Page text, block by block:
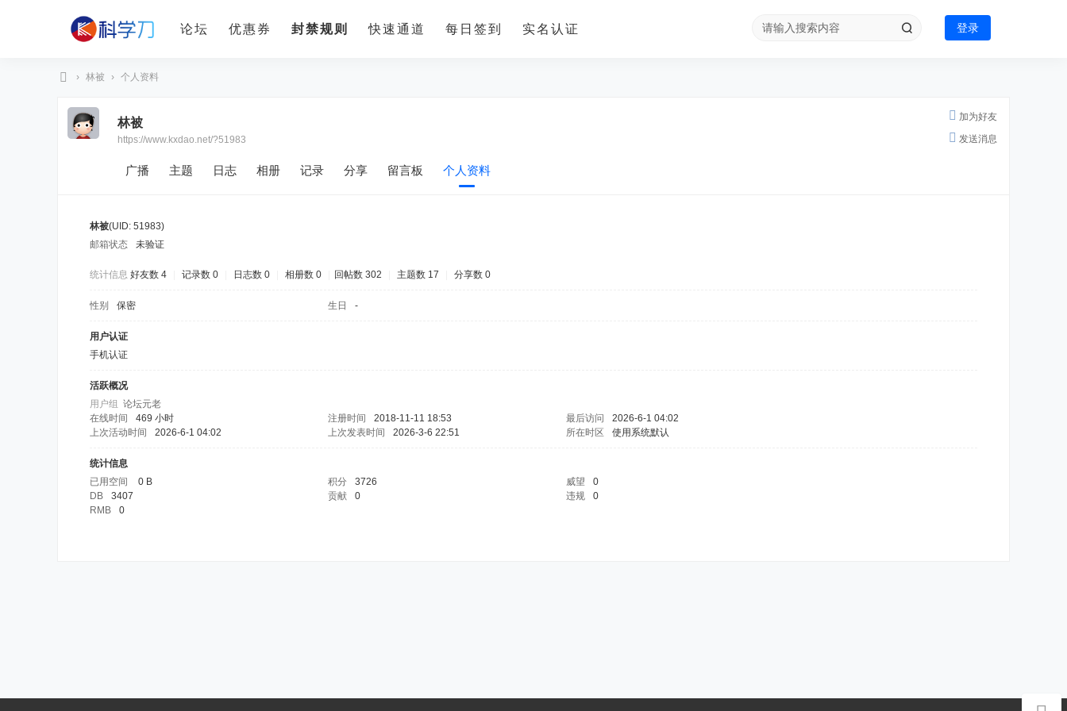
论坛 优惠券 封禁规则 快速通道 每日签到 实名认证 登录
› 林被 › 个人资料
加为好友
发送消息
林被
https://www.kxdao.net/?51983
广播 主题 日志 相册 记录 分享 留言板 个人资料
林被(UID: 51983)
邮箱状态
未验证
统计信息 好友数 4 记录数 0 日志数 0 相册数 0 回帖数 302 主题数 17 分享数 0
性别 保密 生日 -
用户认证
手机认证
活跃概况
用户组 论坛元老
在线时间
469 小时 注册时间 2018-11-11 18:53 最后访问
2026-6-1 04:02
上次活动时间
2026-6-1 04:02 上次发表时间 2026-3-6 22:51 所在时区 使用系统默认
统计信息
已用空间
0 B 积分 3726 威望
0
DB
3407 贡献 0 违规
0
RMB
0